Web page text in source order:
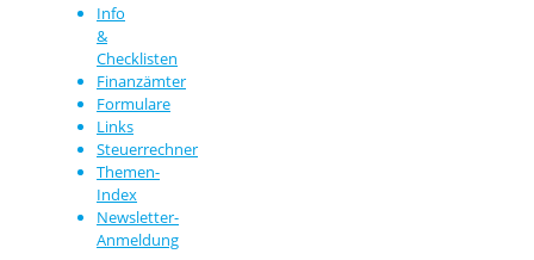
Info
&
Checklisten
Finanzämter
Formulare
Links
Steuerrechner
Themen-
Index
Newsletter-
Anmeldung